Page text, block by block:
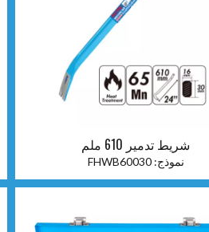
شريط تدمير 610 ملم
نموذج: FHWB60030